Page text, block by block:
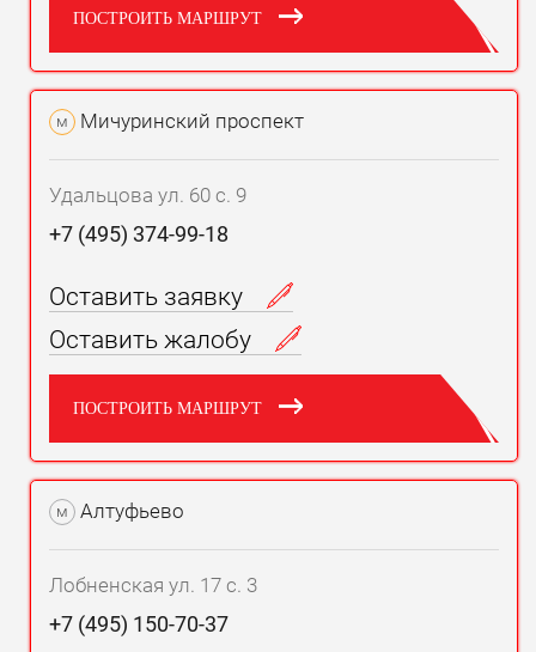
ПОСТРОИТЬ МАРШРУТ
м Мичуринский проспект
Удальцова ул. 60 с. 9
+7 (495) 374-99-18
Оставить заявку
Оставить жалобу
ПОСТРОИТЬ МАРШРУТ
м Алтуфьево
Лобненская ул. 17 с. 3
+7 (495) 150-70-37